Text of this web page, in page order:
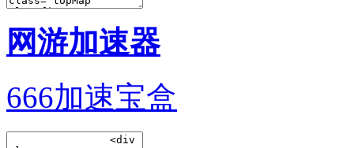
网游加速器
666加速宝盒